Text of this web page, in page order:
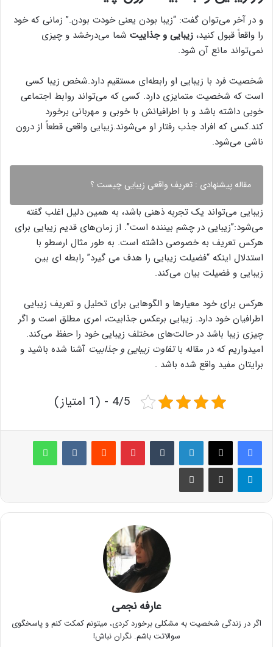
و در آخر می‌توان گفت: “زیبا بودن یعنی خودت بودن.” زمانی که خود
را واقعاً قبول کنید، زیبایی و جذاییت شما می‌درخشد و چیزی
نمی‌تواند مانع آن شود.
شخصیت فرد با زیبایی او رابطه‌ای مستقیم دارد.شخص زیبا کسی
است که شخصیت متمایزی دارد. کسی که می‌تواند روابط اجتماعی
خوبی داشته باشد و با اطرافیانش با خوبی و مهربانی برخورد
کند.کسی که افراد جذب رفتار او می‌شوند.زیبایی واقعی قطعاً از درون
ناشی می‌شود.
مقاله پیشنهادی : تعریف واقعی زیبایی چیست ؟
زیبایی می‌تواند یک تجربه ذهنی باشد، به همین دلیل اغلب گفته
می‌شود:”زیبایی در چشم بیننده است”. از زمان‌های قدیم زیبایی برای
هرکس تعریف به خصوصی داشته است. به طور مثال ارسطو با
استدلال اینکه “فضیلت زیبایی را هدف می گیرد” رابطه ای بین
زیبایی و فضیلت بیان می‌کند.
هرکس برای خود معیار‌ها و الگو‌هایی برای تحلیل و تعریف زیبایی
اطرافیان خود دارد. زیبایی برعکس جذابیت، امری مطلق است و اگر
چیزی زیبا باشد در حالت‌های مختلف زیبایی خود را حفظ می‌کند.
امیدواریم که در مقاله باتفاوت زیبایی و جذابیت آشنا شده باشید و
برایتان مفید واقع شده باشد .
4/5 - (1 امتیاز)
لینکدین پینترست ‫رددیت
اشتراک گذاری از طریق ایمیل چاپ
عارفه نجمی
اگر در زندگی شخصیت به مشکلی برخورد کردی، میتونم کمکت کنم و پاسخگوی
سوالاتت باشم. نگران نباش!